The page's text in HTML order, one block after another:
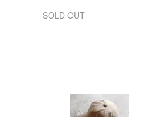
SOLD OUT